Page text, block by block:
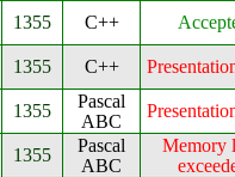
1355 C++
1355 C++
1355
Pascal
ABC
1355
Pascal
ABC
Memory